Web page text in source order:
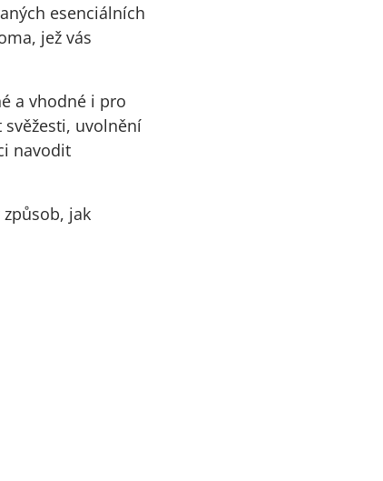
esenciálních
jež vás
a vhodné i pro
uvolnění
navodit
jak